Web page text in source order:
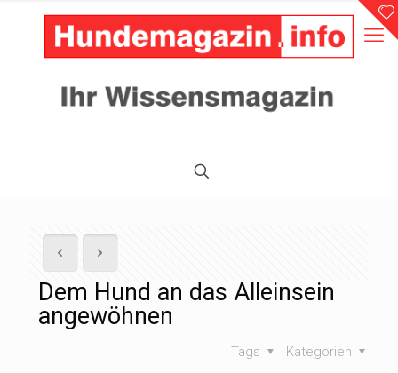
Dem Hund an das Alleinsein
angewöhnen
Kategorien
Tags